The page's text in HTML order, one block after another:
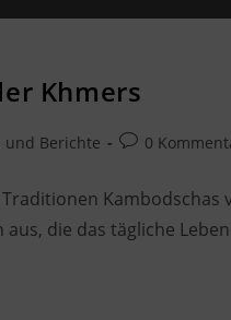
Khmers
und Berichte 0
Kambodschas
die das tägliche